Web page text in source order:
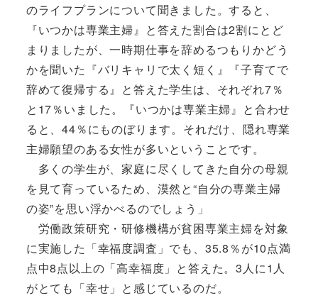
のライフプランについて聞きました。すると、
『いつかは専業主婦』と答えた割合は2割にとど
まりましたが、一時期仕事を辞めるつもりかどう
かを聞いた『バリキャリで太く短く』『子育てで
辞めて復帰する』と答えた学生は、それぞれ7％
と17％いました。『いつかは専業主婦』と合わせ
ると、44％にものぼります。それだけ、隠れ専業
主婦願望のある女性が多いということです。
多くの学生が、家庭に尽くしてきた自分の母親
を見て育っているため、漠然と“自分の専業主婦
の姿”を思い浮かべるのでしょう」
労働政策研究・研修機構が貧困専業主婦を対象
に実施した「幸福度調査」でも、35.8％が10点満
点中8点以上の「高幸福度」と答えた。3人に1人
がとても「幸せ」と感じているのだ。